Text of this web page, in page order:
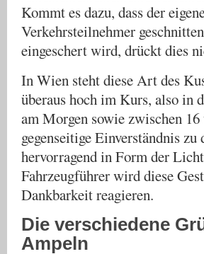
Kommt es dazu, dass der
Verkehrsteilnehmer
eingeschert wird, drückt dies
In Wien steht diese Art des
überaus hoch im Kurs, also in
am Morgen sowie zwischen
gegenseitige Einverständnis
hervorragend in Form der
Fahrzeugführer wird diese
Dankbarkeit reagieren.
Die verschiedene
Ampeln